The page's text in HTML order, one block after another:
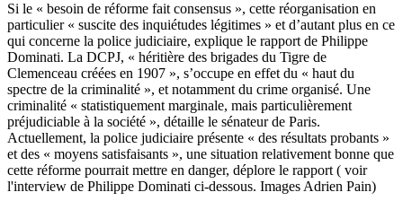
Si le « besoin de réforme fait consensus », cette réorganisation en
particulier « suscite des inquiétudes légitimes » et d’autant plus en ce
qui concerne la police judiciaire, explique le rapport de Philippe
Dominati. La DCPJ, « héritière des brigades du Tigre de
Clemenceau créées en 1907 », s’occupe en effet du « haut du
spectre de la criminalité », et notamment du crime organisé. Une
criminalité « statistiquement marginale, mais particulièrement
préjudiciable à la société », détaille le sénateur de Paris.
Actuellement, la police judiciaire présente « des résultats probants »
et des « moyens satisfaisants », une situation relativement bonne que
cette réforme pourrait mettre en danger, déplore le rapport ( voir
l'interview de Philippe Dominati ci-dessous. Images Adrien Pain)